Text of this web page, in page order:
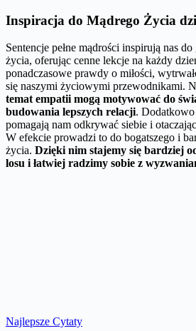
Inspiracja do Mądrego Życia
Sentencje pełne mądrości inspirują nas
życia, oferując cenne lekcje na każdy
ponadczasowe prawdy o miłości,
się naszymi życiowymi przewodnikami.
temat empatii mogą motywować do
budowania lepszych relacji.
pomagają nam odkrywać siebie i
W efekcie prowadzi to do bogatszego i
życia. Dzięki nim stajemy się bardziej
losu i łatwiej radzimy sobie z
Najlepsze Cytaty